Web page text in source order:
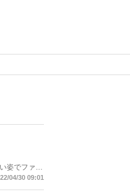
姿でファン
ングクの甘
04/30 09:01